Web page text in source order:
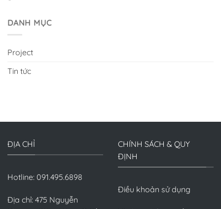
DANH MỤC
Project
Tin tức
ĐỊA CHỈ
Hotline: 091.495.6898
Địa chỉ: 475 Nguyễn
CHÍNH SÁCH & QUY
ĐỊNH
Điều khoản sử dụng